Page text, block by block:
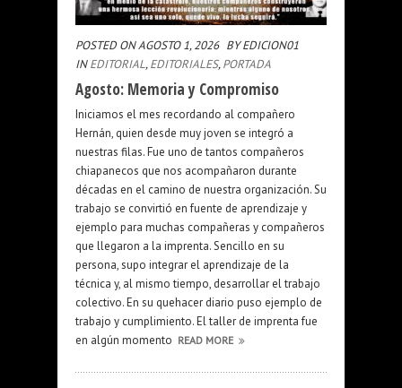
POSTED ON AGOSTO 1, 2026 BY EDICION01
INEDITORIAL,EDITORIALES,PORTADA
Agosto: Memoria y Compromiso
Iniciamos el mes recordando al compañero
Hernán, quien desde muy joven se integró a
nuestras filas. Fue uno de tantos compañeros
chiapanecos que nos acompañaron durante
décadas en el camino de nuestra organización. Su
trabajo se convirtió en fuente de aprendizaje y
ejemplo para muchas compañeras y compañeros
que llegaron a la imprenta. Sencillo en su
persona, supo integrar el aprendizaje de la
técnica y, al mismo tiempo, desarrollar el trabajo
colectivo. En su quehacer diario puso ejemplo de
trabajo y cumplimiento. El taller de imprenta fue
en algún momento READ MORE